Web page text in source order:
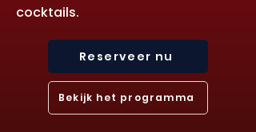
cocktails.
Reserveer nu
Bekijk het programma